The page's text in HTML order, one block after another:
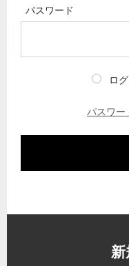
パスワード
ロ
パスワー